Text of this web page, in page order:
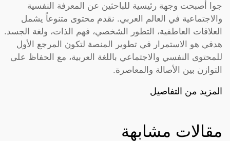
جوا أصبحت وجهة رئيسية للباحثين عن المعرفة النفسية
والاجتماعية في العالم العربي. نقدم محتوى متنوعاً يشمل
العلاقات العاطفية، التطور الشخصي، فهم الذات، ولغة الجسد.
هدفي هو الاستمرار في تطوير المنصة لتكون المرجع الأول
للمحتوى النفسي والاجتماعي باللغة العربية، مع الحفاظ على
التوازن بين الأصالة والمعاصرة.
المزيد من التفاصيل
مقالات مشابهة